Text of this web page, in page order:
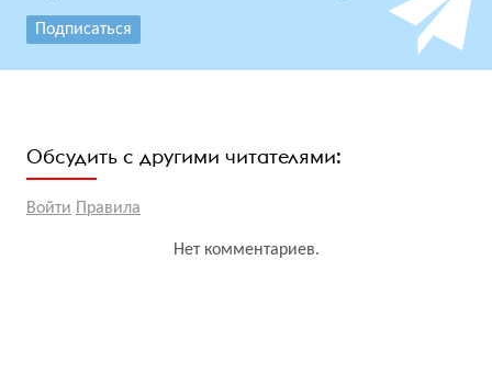
Подписаться
Обсудить с другими читателями:
Войти Правила
Нет комментариев.